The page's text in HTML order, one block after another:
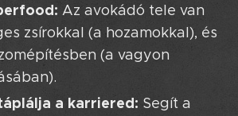
Az avokádó tele van
zsírokkal (a hozamokkal), és
(a vagyon
a karriered: Segít a